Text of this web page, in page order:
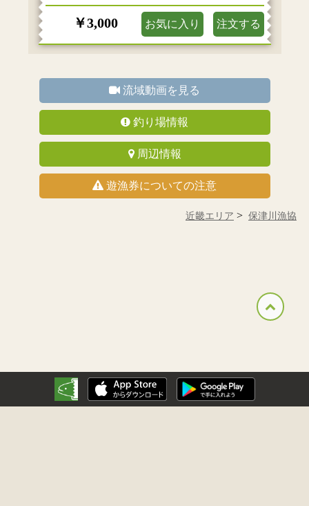
￥3,000 お気に入り 注文する
流域動画を見る
釣り場情報
周辺情報
遊漁券についての注意
近畿エリア 保津川漁協